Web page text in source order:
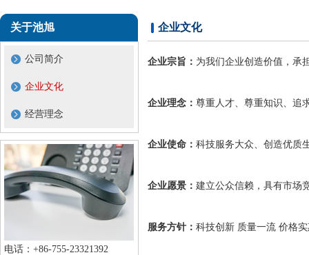
关于池旭
公司简介
企业文化
经营理念
电话：+86-755-23321392
企业文化
企业宗旨： 为我们企业创造价值，承
企业理念： 尊重人才、尊重知识、追
企业使命： 科技服务大众、创造优质
企业愿景： 建立公众信赖，具有市场
服务方针： 科技创新 质量一流 价格